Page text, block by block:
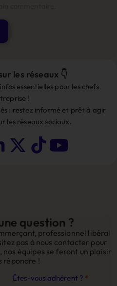
les réseaux 👇
essentielles pour les chefs
!
: restez informé et prêt à agir
les réseaux sociaux.
question ?
professionnel libéral
pas à nous contacter pour
équipes se feront un plaisir
répondre !
Contact
Êtes-vous adhérent ? *